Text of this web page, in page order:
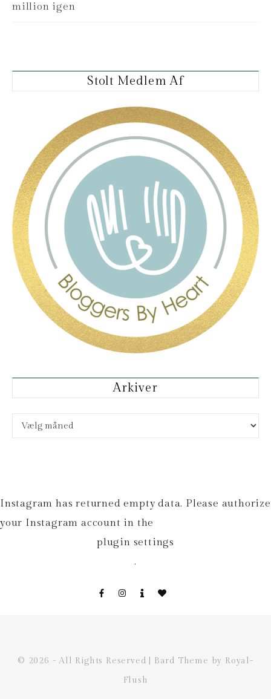
million igen
Stolt Medlem Af
Arkiver
Arkiver
Instagram has returned empty data. Please authorize
your Instagram account in the
plugin settings
.
© 2026 - All Rights Reserved | Bard Theme by Royal-
Flush